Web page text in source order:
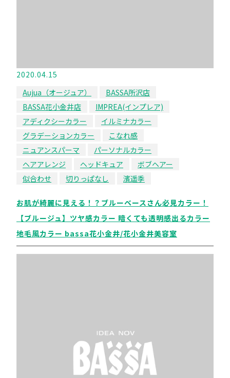
2020.04.15
Aujua（オージュア）
BASSA所沢店
BASSA花小金井店
IMPREA(インプレア)
アディクシーカラー
イルミナカラー
グラデーションカラー
こなれ感
ニュアンスパーマ
パーソナルカラー
ヘアアレンジ
ヘッドキュア
ボブヘアー
似合わせ
切りっぱなし 濱遥季
お肌が綺麗に見える！？ブルーベースさん必見カラー！
【ブルージュ】ツヤ感カラー 暗くても透明感出るカラー
地毛風カラー bassa花小金井/花小金井美容室